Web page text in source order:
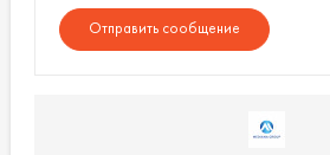
Отправить сообщение